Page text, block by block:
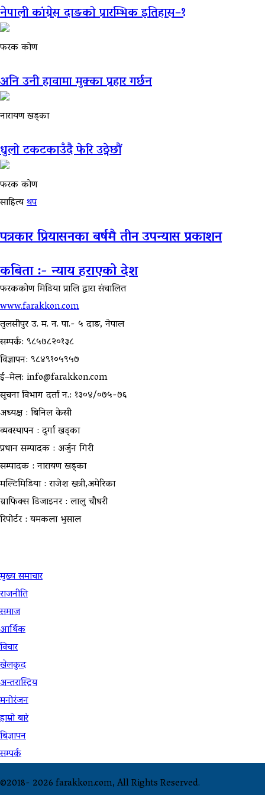
नेपाली कांग्रेस दाङको प्रारम्भिक इतिहास–१
फरक कोण
अनि उनी हावामा मुक्का प्रहार गर्छन
नारायण खड्का
धुलो टकटकाउँदै फेरि उठ्नेछौं
फरक कोण
साहित्यथप
पत्रकार प्रियासनका बर्षमै तीन उपन्यास प्रकाशन
कबिता :- न्याय हराएको देश
फरककोण मिडिया प्रालि द्वारा संचालित
www.farakkon.com
तुलसीपुर उ. म. न. पा.- ५ दाङ, नेपाल
सम्पर्क: ९८५७८२०१३८
विज्ञापन: ९८४९१०५९५७
ई–मेल: info@farakkon.com
सूचना विभाग दर्ता न.: १३०४/०७५-७६
अध्यक्ष : बिनिल केसी
व्यवस्थापन : दुर्गा खड्का
प्रधान सम्पादक : अर्जुन गिरी
सम्पादक : नारायण खड्का
मल्टिमिडिया : राजेश खत्री,अमेरिका
ग्राफिक्स डिजाइनर : लालु चौधरी
रिपोर्टर : यमकला भुसाल
मुख्य समाचार
राजनीति
समाज
आर्थिक
विचार
खेलकुद
अन्तरास्ट्रिय
मनोरंजन
हाम्रो बारे
बिज्ञापन
सम्पर्क
©2018- 2026 farakkon.com, All Rights Reserved.